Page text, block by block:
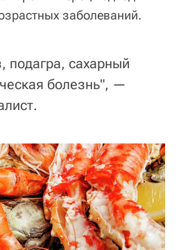
заболеваний.
подагра, сахарный
болезнь", —